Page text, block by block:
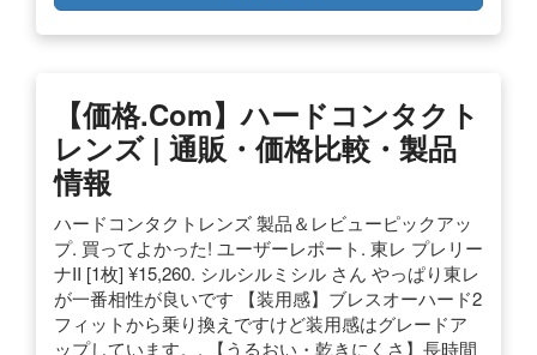
【価格.com】ハードコンタクト
レンズ | 通販・価格比較・製品
情報
ハードコンタクトレンズ 製品＆レビューピックアッ
プ. 買ってよかった! ユーザーレポート. 東レ プレリー
ナII [1枚] ¥15,260. シルシルミシル さん やっぱり東レ
が一番相性が良いです 【装用感】ブレスオーハード2
フィットから乗り換えですけど装用感はグレードア
ップしています。. 【うるおい・乾きにくさ】長時間